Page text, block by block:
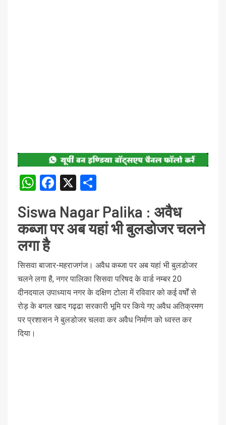
WhatsApp
Facebook
X
Siswa Nagar Palika : अवैध
कब्जा पर अब यहां भी बुलडोजर चलने
लगा है
सिसवा बाजार-महराजगंज। अवैध कब्जा पर अब यहां भी बुलडोजर
चलने लगा है, नगर पालिका सिसवा परिषद के वार्ड नम्बर 20
दीनदयाल उपाध्याय नगर के दक्षिण टोला में रविवार को कई वर्षों से
रोड़ के बगल खाद गढ्ढा सरकारी भूमि पर किये गए अवैध अतिक्रमण
पर प्रशासन ने बुलडोजर चलवा कर अवैध निर्माण को ध्वस्त कर
दिया।